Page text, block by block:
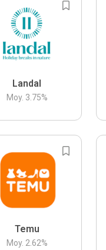
Landal
Moy. 3.75%
Temu
Moy. 2.62%